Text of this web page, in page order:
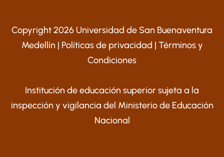
Copyright 2026 Universidad de San Buenaventura
Medellín | Políticas de privacidad | Términos y
Condiciones
Institución de educación superior sujeta a la
inspección y vigilancia del Ministerio de Educación
Nacional